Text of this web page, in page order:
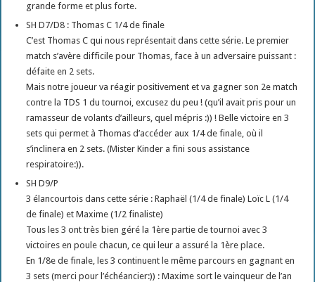
grande forme et plus forte.
SH D7/D8 : Thomas C 1/4 de finale
C’est Thomas C qui nous représentait dans cette série. Le premier
match s’avère difficile pour Thomas, face à un adversaire puissant :
défaite en 2 sets.
Mais notre joueur va réagir positivement et va gagner son 2e match
contre la TDS 1 du tournoi, excusez du peu ! (qu’il avait pris pour un
ramasseur de volants d’ailleurs, quel mépris :)) ! Belle victoire en 3
sets qui permet à Thomas d’accéder aux 1/4 de finale, où il
s’inclinera en 2 sets. (Mister Kinder a fini sous assistance
respiratoire:)).
SH D9/P
3 élancourtois dans cette série : Raphaël (1/4 de finale) Loïc L (1/4
de finale) et Maxime (1/2 finaliste)
Tous les 3 ont très bien géré la 1ère partie de tournoi avec 3
victoires en poule chacun, ce qui leur a assuré la 1ère place.
En 1/8e de finale, les 3 continuent le même parcours en gagnant en
3 sets (merci pour l’échéancier:)) : Maxime sort le vainqueur de l’an